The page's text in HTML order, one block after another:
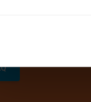
+31 (0)13 785 62